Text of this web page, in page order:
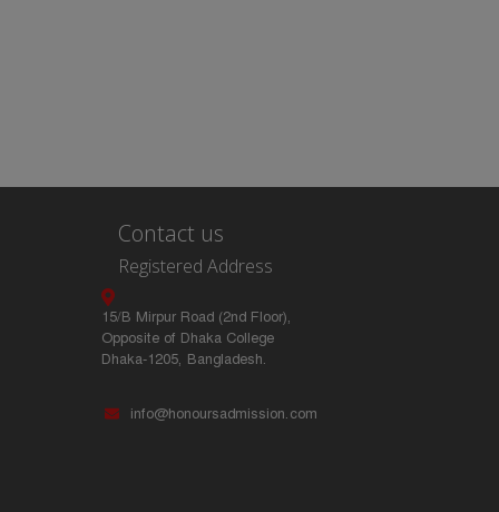
Contact us
Registered Address
15/B Mirpur Road (2nd Floor),
Opposite of Dhaka College
Dhaka-1205, Bangladesh.
info@honoursadmission.com